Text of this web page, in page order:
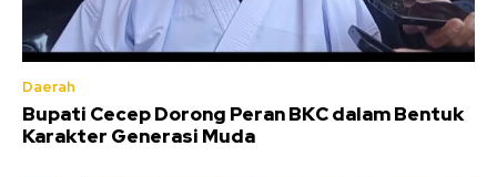
Daerah
Bupati Cecep Dorong Peran BKC dalam Bentuk
Karakter Generasi Muda